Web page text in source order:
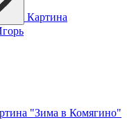
Картина
"Зима в Комягино"